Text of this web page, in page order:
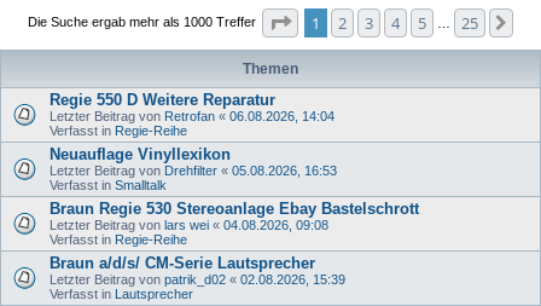
Die Suche ergab mehr als 1000 Treffer Seite von
1 2 3 4 5 25
Themen
Regie 550 D Weitere Reparatur
Letzter Beitrag von Retrofan « 06.08.2026, 14:04
Verfasst in Regie-Reihe
Neuauflage Vinyllexikon
Letzter Beitrag von Drehfilter « 05.08.2026, 16:53
Verfasst in Smalltalk
Braun Regie 530 Stereoanlage Ebay Bastelschrott
Letzter Beitrag von lars wei « 04.08.2026, 09:08
Verfasst in Regie-Reihe
Braun a/d/s/ CM-Serie Lautsprecher
Letzter Beitrag von patrik_d02 « 02.08.2026, 15:39
Verfasst in Lautsprecher